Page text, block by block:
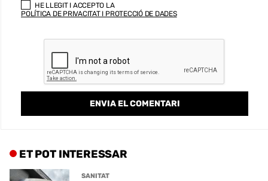
HE LLEGIT I ACCEPTO LA
POLÍTICA DE PRIVACITAT I PROTECCIÓ DE DADES
ET POT INTERESSAR
SANITAT